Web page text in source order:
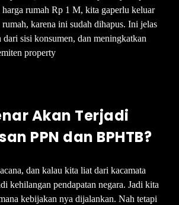
rumah Rp 1 M, kita gaperlu keluar
karena ini sudah dihapus. Ini jelas
sisi konsumen, dan meningkatkan
property
Akan Terjadi
PPN dan BPHTB?
dan kalau kita liat dari kacamata
kehilangan pendapatan negara. Jadi kita
kebijakan nya dijalankan. Nah tetapi